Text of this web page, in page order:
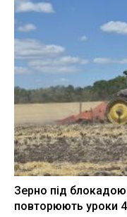
Зерно під
повторюють уроки